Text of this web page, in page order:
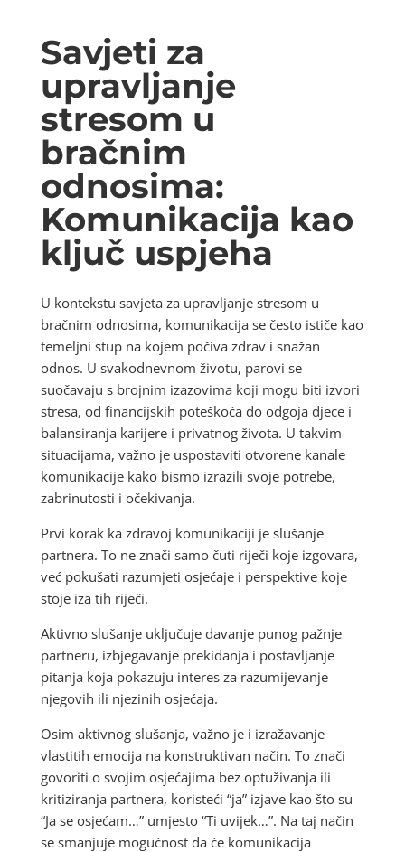
Savjeti za
upravljanje
stresom u
bračnim
odnosima:
Komunikacija kao
ključ uspjeha
U kontekstu savjeta za upravljanje stresom u
bračnim odnosima, komunikacija se često ističe kao
temeljni stup na kojem počiva zdrav i snažan
odnos. U svakodnevnom životu, parovi se
suočavaju s brojnim izazovima koji mogu biti izvori
stresa, od financijskih poteškoća do odgoja djece i
balansiranja karijere i privatnog života. U takvim
situacijama, važno je uspostaviti otvorene kanale
komunikacije kako bismo izrazili svoje potrebe,
zabrinutosti i očekivanja.
Prvi korak ka zdravoj komunikaciji je slušanje
partnera. To ne znači samo čuti riječi koje izgovara,
već pokušati razumjeti osjećaje i perspektive koje
stoje iza tih riječi.
Aktivno slušanje uključuje davanje punog pažnje
partneru, izbjegavanje prekidanja i postavljanje
pitanja koja pokazuju interes za razumijevanje
njegovih ili njezinih osjećaja.
Osim aktivnog slušanja, važno je i izražavanje
vlastitih emocija na konstruktivan način. To znači
govoriti o svojim osjećajima bez optuživanja ili
kritiziranja partnera, koristeći “ja” izjave kao što su
“Ja se osjećam…” umjesto “Ti uvijek…”. Na taj način
se smanjuje mogućnost da će komunikacija